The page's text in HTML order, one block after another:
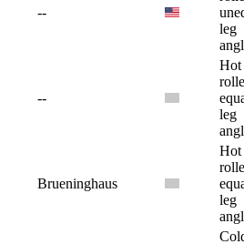
--
leg
--
Hot
leg
Brueninghaus
Hot
leg